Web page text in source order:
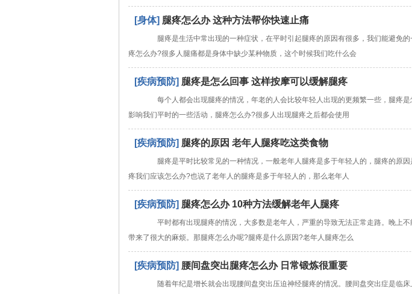
[身体] 腿疼怎么办 这种方法帮你快速止痛
腿疼是生活中常出现的一种症状，在平时引起腿疼的原因有很多，我们能避免的
疼怎么办?很多人腿痛都是身体中缺少某种物质，这个时候我们吃什么会
[疾病预防] 腿疼是怎么回事 这样按摩可以缓解腿疼
每个人都会出现腿疼的情况，年老的人会比较年轻人出现的更频繁一些，腿疼是
影响我们平时的一些活动，腿疼怎么办?很多人出现腿疼之后都会使用
[疾病预防] 腿疼的原因 老年人腿疼吃这类食物
腿疼是平时比较常见的一种情况，一般老年人腿疼是多于年轻人的，腿疼的原因
疼我们应该怎么办?也说了老年人的腿疼是多于年轻人的，那么老年人
[疾病预防] 腿疼怎么办 10种方法缓解老年人腿疼
平时都有出现腿疼的情况，大多数是老年人，严重的导致无法正常走路。晚上不
带来了很大的麻烦。那腿疼怎么办呢?腿疼是什么原因?老年人腿疼怎么
[疾病预防] 腰间盘突出腿疼怎么办 日常锻炼很重要
随着年纪是增长就会出现腰间盘突出压迫神经腿疼的情况。腰间盘突出症是临床